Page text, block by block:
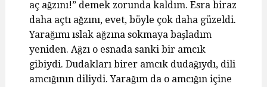
aç ağzını!” demek zorunda kaldım. Esra biraz
daha açtı ağzını, evet, böyle çok daha güzeldi.
Yarağımı ıslak ağzına sokmaya başladım
yeniden. Ağzı o esnada sanki bir amcık
gibiydi. Dudakları birer amcık dudağıydı, dili
amcığının diliydi. Yarağım da o amcığın içine